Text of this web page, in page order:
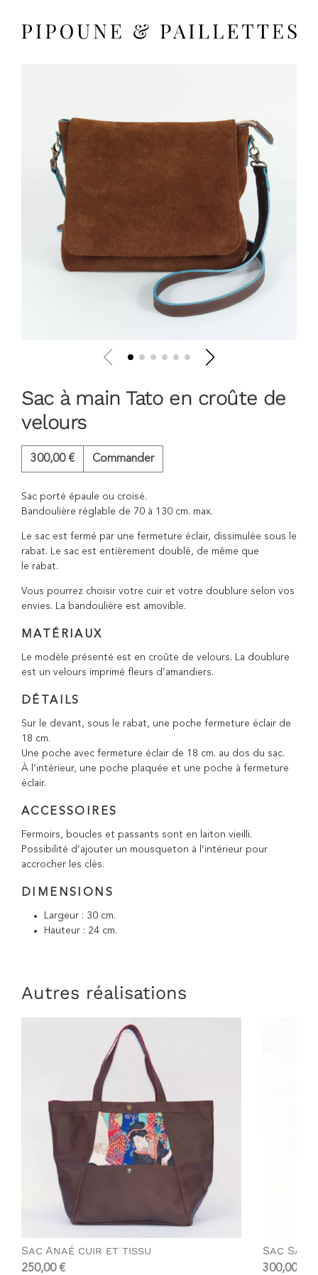
Sac à main Tato en croûte de
velours
300,00€ Commander
Sac porté épaule ou croisé.
Bandoulière réglable de 70 à 130 cm. max.
Le sac est fermé par une fermeture éclair, dissimulée sous le
rabat. Le sac est entièrement doublé, de même que
le rabat.
Vous pourrez choisir votre cuir et votre doublure selon vos
envies. La bandoulière est amovible.
MATÉRIAUX
Le modèle présenté est en croûte de velours. La doublure
est un velours imprimé fleurs d’amandiers.
DÉTAILS
Sur le devant, sous le rabat, une poche fermeture éclair de
18 cm.
Une poche avec fermeture éclair de 18 cm. au dos du sac.
À l’intérieur, une poche plaquée et une poche à fermeture
éclair.
ACCESSOIRES
Fermoirs, boucles et passants sont en laiton vieilli.
Possibilité d’ajouter un mousqueton à l’intérieur pour
accrocher les clés.
DIMENSIONS
Largeur : 30 cm.
Hauteur : 24 cm.
Autres réalisations
Sac Anaé cuir et tissu
250,00€
Sac
300,00